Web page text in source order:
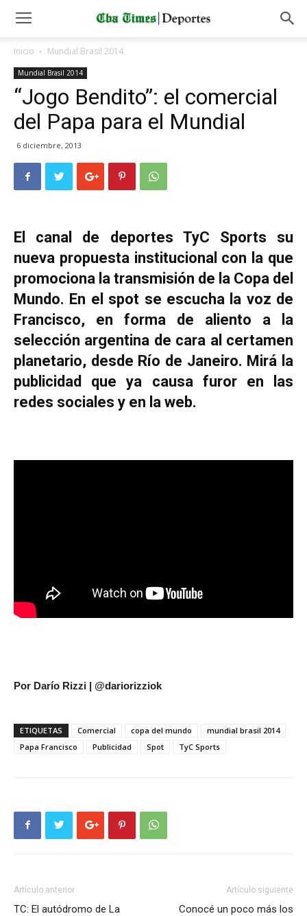
Inicio Mundial Brasil 2014
Mundial Brasil 2014
“Jogo Bendito”: el comercial
del Papa para el Mundial
6 diciembre, 2013
El canal de deportes TyC Sports su
nueva propuesta institucional con la que
promociona la transmisión de la Copa del
Mundo. En el spot se escucha la voz de
Francisco, en forma de aliento a la
selección argentina de cara al certamen
planetario, desde Río de Janeiro. Mirá la
publicidad que ya causa furor en las
redes sociales y en la web.
Por Darío Rizzi | @dariorizziok
ETIQUETAS Comercial copa del mundo
mundial brasil 2014
Papa Francisco
Publicidad Spot TyC Sports
Artículo anterior
TC: El autódromo de La
Artículo siguiente
Conocé un poco más los